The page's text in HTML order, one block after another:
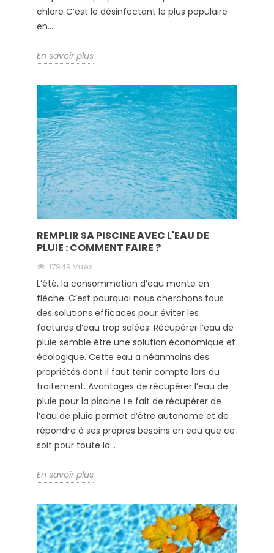
chlore C’est le désinfectant le plus populaire
en...
En savoir plus
REMPLIR SA PISCINE AVEC L'EAU DE
PLUIE : COMMENT FAIRE ?
17949 Vues
L’été, la consommation d’eau monte en
flèche. C’est pourquoi nous cherchons tous
des solutions efficaces pour éviter les
factures d’eau trop salées. Récupérer l’eau de
pluie semble être une solution économique et
écologique. Cette eau a néanmoins des
propriétés dont il faut tenir compte lors du
traitement. Avantages de récupérer l’eau de
pluie pour la piscine Le fait de récupérer de
l’eau de pluie permet d’être autonome et de
répondre à ses propres besoins en eau que ce
soit pour toute la...
En savoir plus